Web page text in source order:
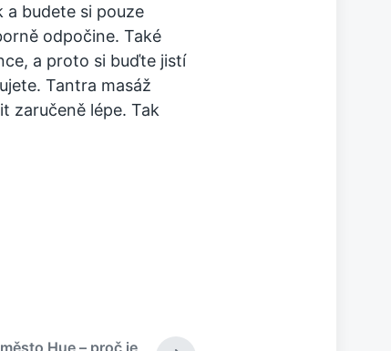
a budete si pouze
odpočine. Také
a proto si buďte jistí
Tantra masáž
zaručeně lépe. Tak
Hue – proč je